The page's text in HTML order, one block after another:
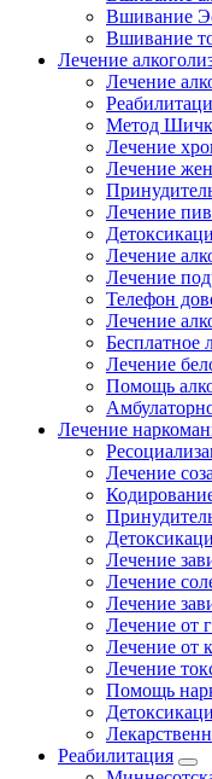
Вшивание
Вшивание
Лечение
Лечение
Метод
Лечение
Лечение
Лечение
Лечение
Лечение
Телефон
Лечение
Бесплатное
Лечение
Помощь
Лечение
Лечение
Лечение
Лечение
Лечение
Лечение от
Лечение от
Лечение
Помощь
Реабилитация